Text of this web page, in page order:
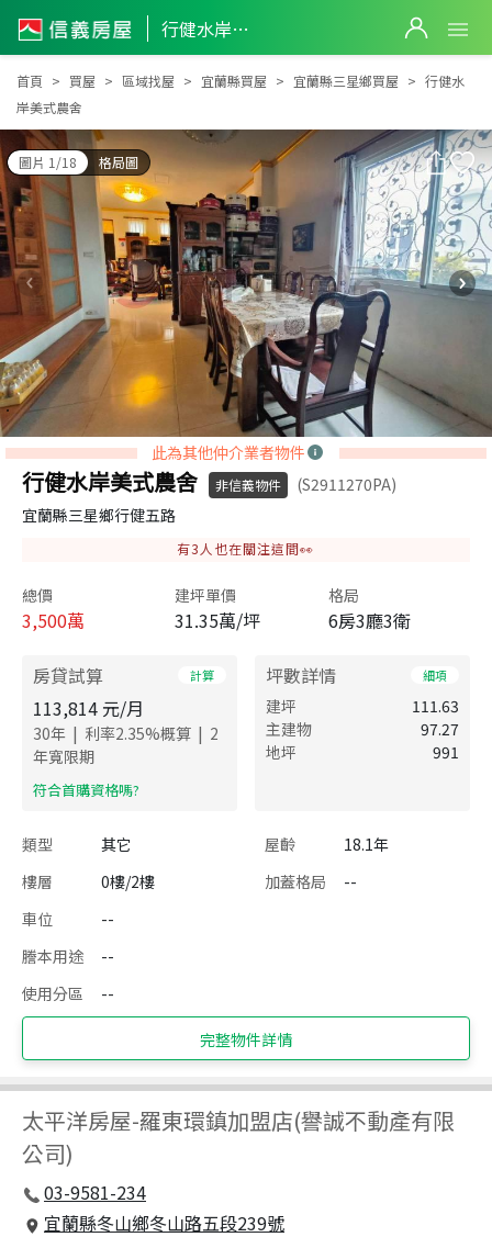
行健水岸美式農舍
行健水岸美式農舍
首頁 買屋 區域找屋 宜蘭縣買屋 宜蘭縣三星鄉買屋
行健水
岸美式農舍
圖片 1/18 格局圖
此為其他仲介業者物件
行健水岸美式農舍 非信義物件
(S2911270PA)
宜蘭縣三星鄉行健五路
有3 人也在關注這間👀
總價
3,500萬
建坪單價
31.35萬/坪
格局
6房3廳3衛
房貸試算 計算
113,814 元/月
30年 | 利率2.35%概算 | 2
年寬限期
​符合首購資格嗎?
坪數詳情 細項
建坪
111.63
主建物
97.27
地坪
991
類型 其它 屋齡
18.1年
樓層
0樓/2樓 加蓋格局
--
車位
--
謄本用途
--
使用分區
--
完整物件詳情
太平洋房屋-羅東環鎮加盟店(譽誠不動產有限
公司)
03-9581-234
宜蘭縣冬山鄉冬山路五段239號